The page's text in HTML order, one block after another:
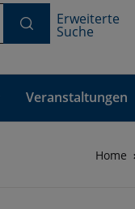
Erweiterte
Suche
Veranstaltungen
Home